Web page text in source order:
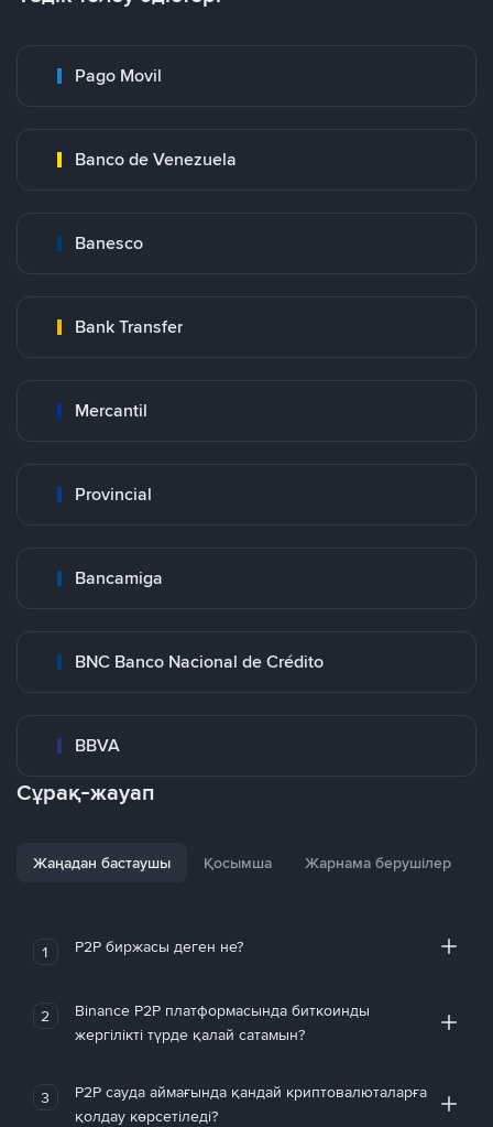
Pago Movil
Banco de Venezuela
Banesco
Bank Transfer
Mercantil
Provincial
Bancamiga
BNC Banco Nacional de Crédito
BBVA
Сұрақ-жауап
Жаңадан бастаушы Қосымша Жарнама берушілер
1 P2P биржасы деген не?
2
Binance P2P платформасында биткоинды
жергілікті түрде қалай сатамын?
3
P2P сауда аймағында қандай криптовалюталарға
қолдау көрсетіледі?